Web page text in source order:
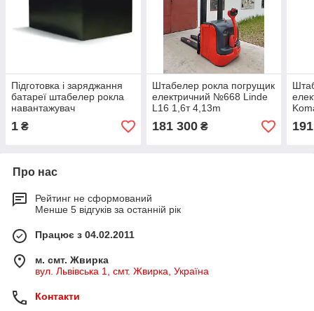
Підготовка і заряджання
батареї штабелер рокла
навантажувач
1 ₴
Штабелер рокла погрущик
електричний №668 Linde
L16 1,6т 4,13m
181 300₴
Про нас
Рейтинг не сформований
Менше 5 відгуків за останній рік
Працює з 04.02.2011
м. смт. Жвирка
вул. Львівська 1, смт. Жвирка, Україна
Контакти